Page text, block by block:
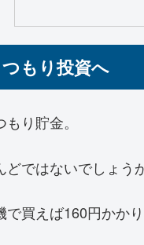
もり投資へ
り貯金。
ではないでしょう
買えば160円かかり